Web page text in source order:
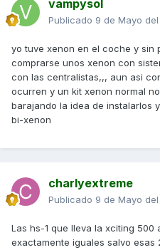
vampysol
Publicado 9 de Mayo del
yo tuve xenon en el coche y sin
comprarse unos xenon con
con las centralistas,,, aun asi
ocurren y un kit xenon normal
barajando la idea de instalarlos
bi-xenon
charlyextreme
Publicado 9 de Mayo del
Las hs-1 que lleva la xciting 500
exactamente iguales salvo esas